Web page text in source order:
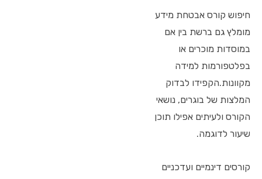
חיפוש קורס אבטחת מידע
מומלץ גם ברשת בין אם
במוסדות מוכרים או
בפלטפורמות למידה
מקוונות.הקפידו לבדוק
המלצות של בוגרים, נושאי
הקורס ולעיתים אפילו תוכן
שיעור לדוגמה.
קורסים דינמיים ועדכניים